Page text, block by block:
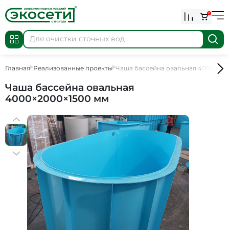
0
Главная Реализованные проекты Чаша бассейна овальная
Чаша бассейна овальная
4000×2000×1500 мм